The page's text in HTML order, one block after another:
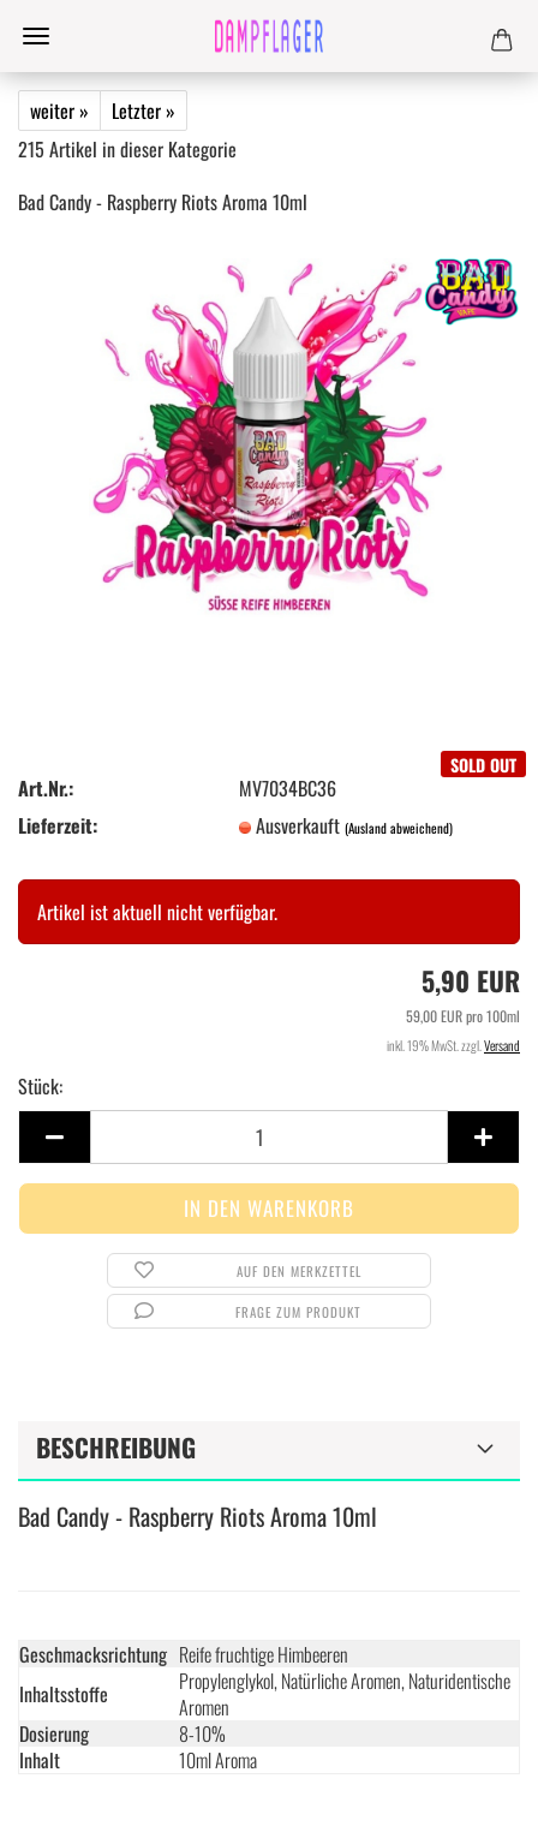
weiter »
Letzter »
215 Artikel in dieser Kategorie
Bad Candy - Raspberry Riots Aroma 10ml
SOLD OUT
Art.Nr.:
MV7034BC36
Lieferzeit:
Ausverkauft(Ausland abweichend)
Artikel ist aktuell nicht verfügbar.
5,90 EUR
59,00 EUR pro 100ml
inkl. 19% MwSt. zzgl. Versand
Stück:
Stück
AUF DEN MERKZETTEL
FRAGE ZUM PRODUKT
BESCHREIBUNG
Bad Candy - Raspberry Riots Aroma 10ml
Geschmacksrichtung Reife fruchtige Himbeeren
Inhaltsstoffe
Propylenglykol, Natürliche Aromen, Naturidentische
Aromen
Dosierung
8-10%
Inhalt
10ml Aroma